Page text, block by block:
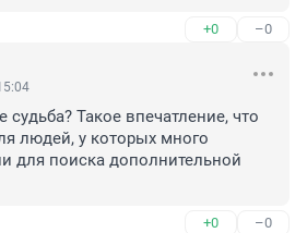
+0 –0
судьба? Такое впечатление, что
людей, у которых много
для поиска дополнительной
+0 –0